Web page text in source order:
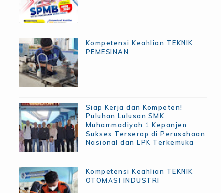
Kompetensi Keahlian TEKNIK
PEMESINAN
Siap Kerja dan Kompeten!
Puluhan Lulusan SMK
Muhammadiyah 1 Kepanjen
Sukses Terserap di Perusahaan
Nasional dan LPK Terkemuka
Kompetensi Keahlian TEKNIK
OTOMASI INDUSTRI